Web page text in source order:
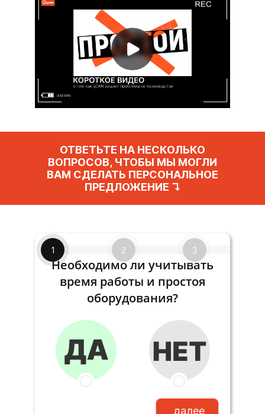
ОТВЕТЬТЕ НА НЕСКОЛЬКО
ВОПРОСОВ, ЧТОБЫ МЫ МОГЛИ
ВАМ СДЕЛАТЬ ПЕРСОНАЛЬНОЕ
ПРЕДЛОЖЕНИЕ ↴
1 2 3
Необходимо ли учитывать
время работы и простоя
оборудования?
далее